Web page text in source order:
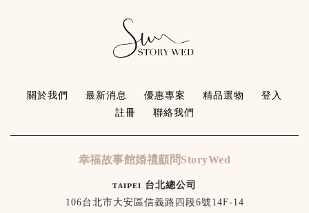
關於我們 最新消息 優惠專案 精品選物
登入
註冊
聯絡我們
幸福故事館婚禮顧問StoryWed
ᴛᴀɪᴘᴇɪ 台北總公司
106台北市大安區信義路四段6號14F-14